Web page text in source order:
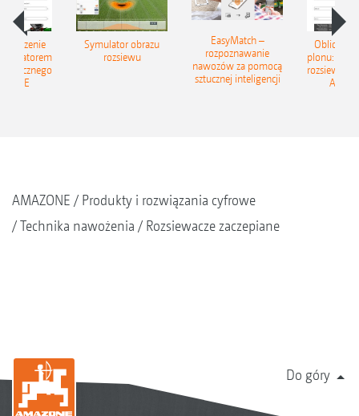
Symulator obrazu
rozsiewu
EasyMatch –
rozpoznawanie
nawozów za pomocą
sztucznej inteligencji
Oblicz
plonu: Z
rozsiewu
AMAZONE
Produkty i rozwiązania cyfrowe
Technika nawożenia
Rozsiewacze zaczepiane
Do góry